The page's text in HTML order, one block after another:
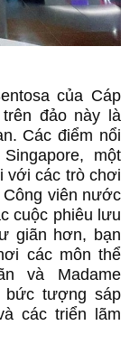
của Cáp
đảo này là
Các điểm nổi
một
với các trò chơi
viên nước
cuộc phiêu lưu
giãn hơn, bạn
các môn thể
và Madame
bức tượng sáp
các triển lãm